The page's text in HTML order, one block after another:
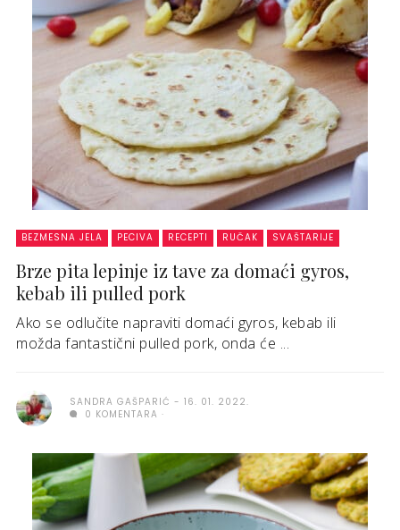
BEZMESNA JELA PECIVA RECEPTI RUČAK SVAŠTARIJE
Brze pita lepinje iz tave za domaći gyros,
kebab ili pulled pork
Ako se odlučite napraviti domaći gyros, kebab ili
možda fantastični pulled pork, onda će ...
SANDRA GAŠPARIĆ
16. 01. 2022.
0 KOMENTARA